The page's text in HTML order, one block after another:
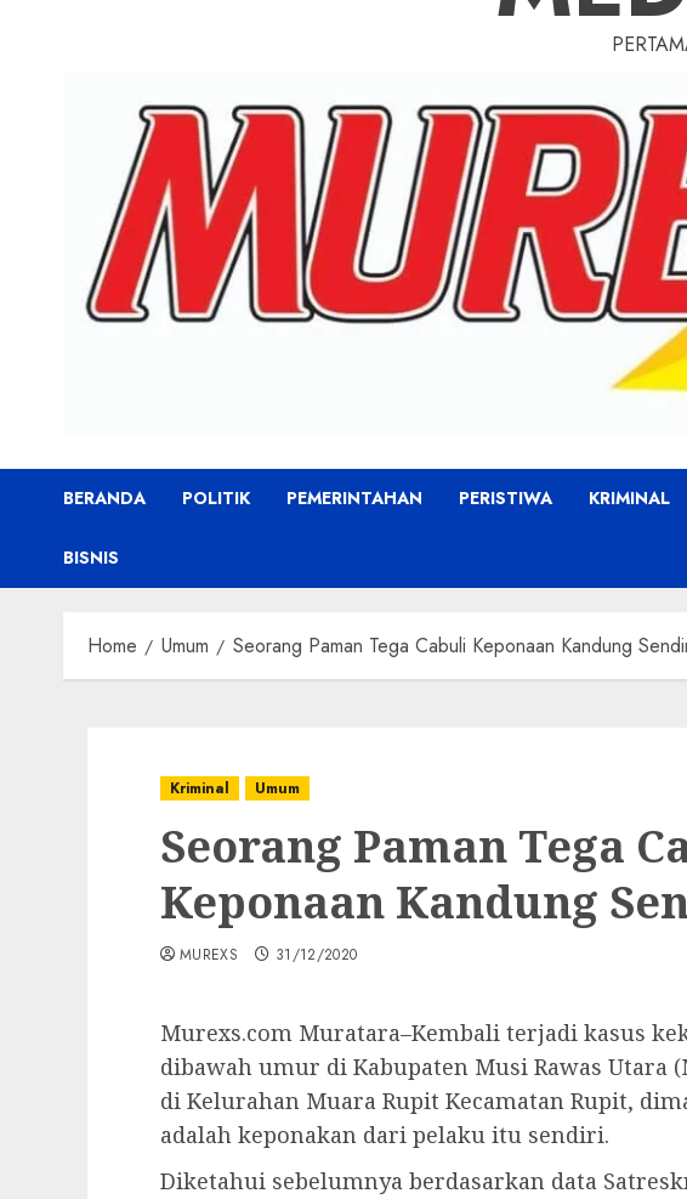
BERANDA POLITIK PEMERINTAHAN PERISTIWA KRIMINAL
BISNIS
Home Umum Seorang Paman Tega Cabuli Keponaan Kandung
Kriminal Umum
Seorang Paman Tega
Keponaan Kandung
MUREXS 31/12/2020
Murexs.com Muratara–Kembali terjadi kasus
dibawah umur di Kabupaten Musi Rawas Utara
di Kelurahan Muara Rupit Kecamatan Rupit,
adalah keponakan dari pelaku itu sendiri.
Diketahui sebelumnya berdasarkan data